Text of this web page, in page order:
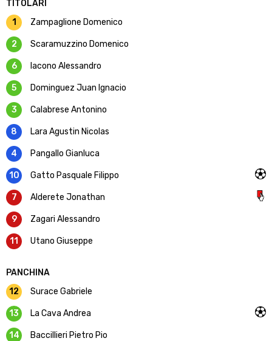
TITOLARI
1
Zampaglione Domenico
2 Scaramuzzino Domenico
6 Iacono Alessandro
5 Dominguez Juan Ignacio
3 Calabrese Antonino
8 Lara Agustin Nicolas
4 Pangallo Gianluca
10 Gatto Pasquale Filippo
7 Alderete Jonathan
9 Zagari Alessandro
11 Utano Giuseppe
PANCHINA
12
Surace Gabriele
13 La Cava Andrea
14 Baccillieri Pietro Pio